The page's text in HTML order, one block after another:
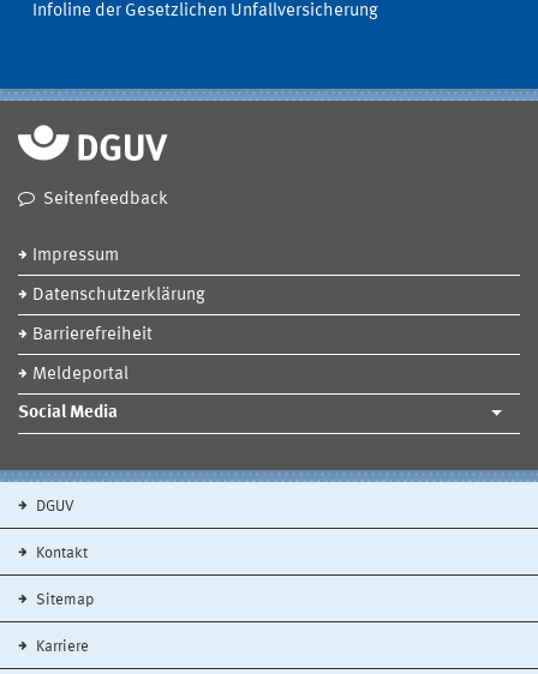
Infoline der Gesetzlichen Unfallversicherung
Seitenfeedback
Impressum
Datenschutzerklärung
Barrierefreiheit
Meldeportal
Social Media
DGUV
Kontakt
Sitemap
Karriere